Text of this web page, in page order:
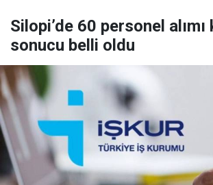
Silopi’de 60 personel alımı
sonucu belli oldu